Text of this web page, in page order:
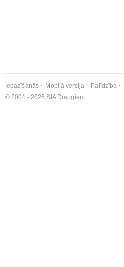
Iepazīšanās Mobilā versija Palīdzība
© 2004 - 2026 SIA Draugiem